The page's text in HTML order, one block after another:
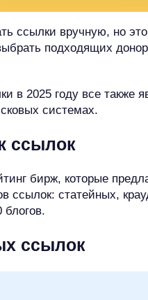
ссылки вручную, но
подходящих
в 2025 году все также
системах.
ссылок
бирж, которые
ссылок: статейных,
ссылок